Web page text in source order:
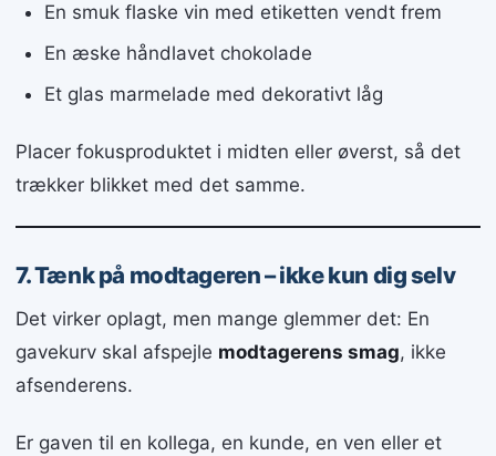
En smuk flaske vin med etiketten vendt frem
En æske håndlavet chokolade
Et glas marmelade med dekorativt låg
Placer fokusproduktet i midten eller øverst, så det
trækker blikket med det samme.
7. Tænk på modtageren – ikke kun dig selv
Det virker oplagt, men mange glemmer det: En
gavekurv skal afspejle modtagerens smag, ikke
afsenderens.
Er gaven til en kollega, en kunde, en ven eller et